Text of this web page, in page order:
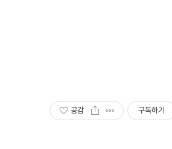
공감 구독하기